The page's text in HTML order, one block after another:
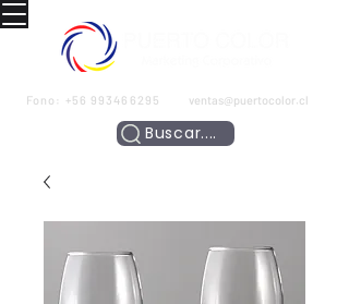
Fono: +56 993466295 ventas@puertocolor.cl
Buscar....